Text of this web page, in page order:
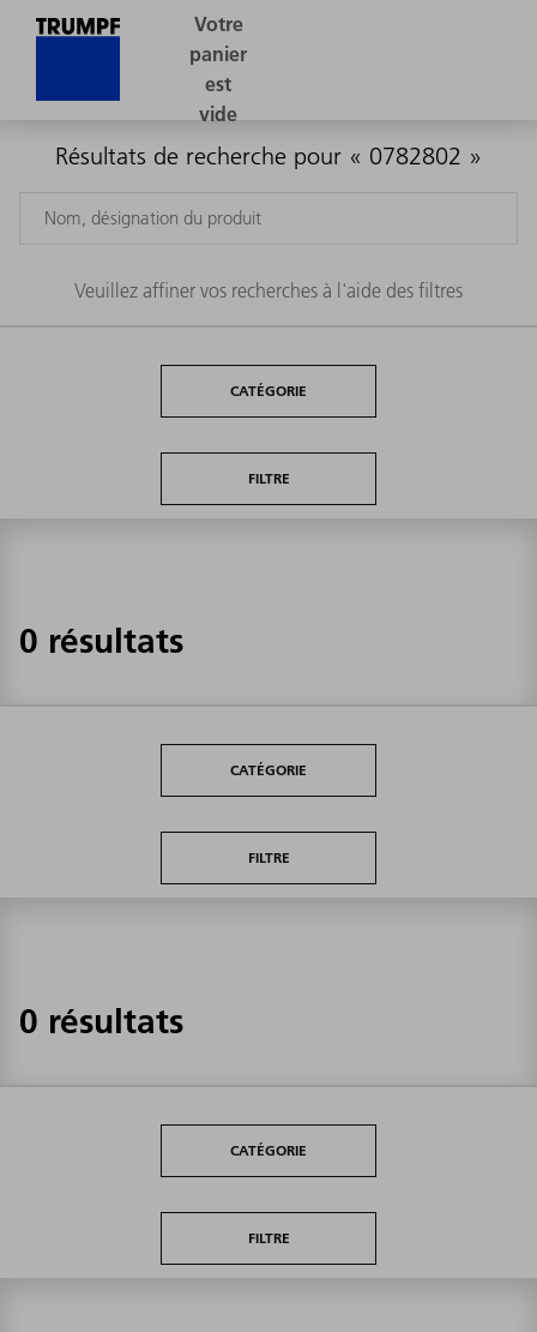
Résultats de recherche pour « 0782802 »
Veuillez affiner vos recherches à l'aide des filtres
CATÉGORIE
FILTRE
0 résultats
CATÉGORIE
FILTRE
0 résultats
CATÉGORIE
FILTRE